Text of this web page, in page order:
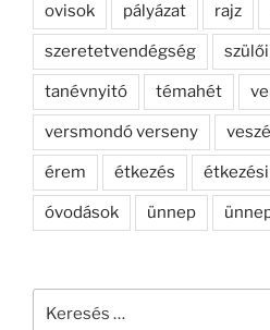
ovisok pályázat rajz
szeretetvendégség
tanévnyitó témahét
versmondó verseny
érem étkezés
óvodások ünnep